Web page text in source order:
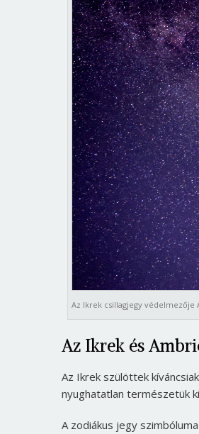
Az Ikrek csillagjegy
Az Ikrek és
Az Ikrek szülöttek
nyughatatlan természetük
A zodiákus jegy